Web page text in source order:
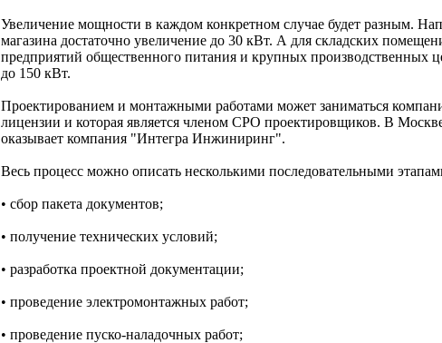
Увеличение мощности в каждом конкретном случае будет разным.
магазина достаточно увеличение до 30 кВт. А для складских
предприятий общественного питания и крупных производственных
до 150 кВт.
Проектированием и монтажными работами может заниматься
лицензии и которая является членом СРО проектировщиков. В
оказывает компания "Интегра Инжиниринг".
Весь процесс можно описать несколькими последовательными
• сбор пакета документов;
• получение технических условий;
• разработка проектной документации;
• проведение электромонтажных работ;
• проведение пуско-наладочных работ;